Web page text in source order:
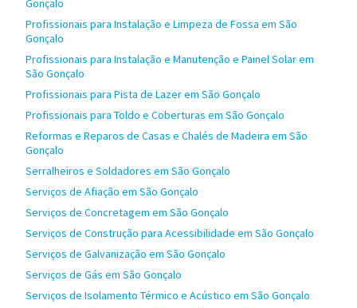
Gonçalo
Profissionais para Instalação e Limpeza de Fossa em São
Gonçalo
Profissionais para Instalação e Manutenção e Painel Solar em
São Gonçalo
Profissionais para Pista de Lazer em São Gonçalo
Profissionais para Toldo e Coberturas em São Gonçalo
Reformas e Reparos de Casas e Chalés de Madeira em São
Gonçalo
Serralheiros e Soldadores em São Gonçalo
Serviços de Afiação em São Gonçalo
Serviços de Concretagem em São Gonçalo
Serviços de Construção para Acessibilidade em São Gonçalo
Serviços de Galvanização em São Gonçalo
Serviços de Gás em São Gonçalo
Serviços de Isolamento Térmico e Acústico em São Gonçalo